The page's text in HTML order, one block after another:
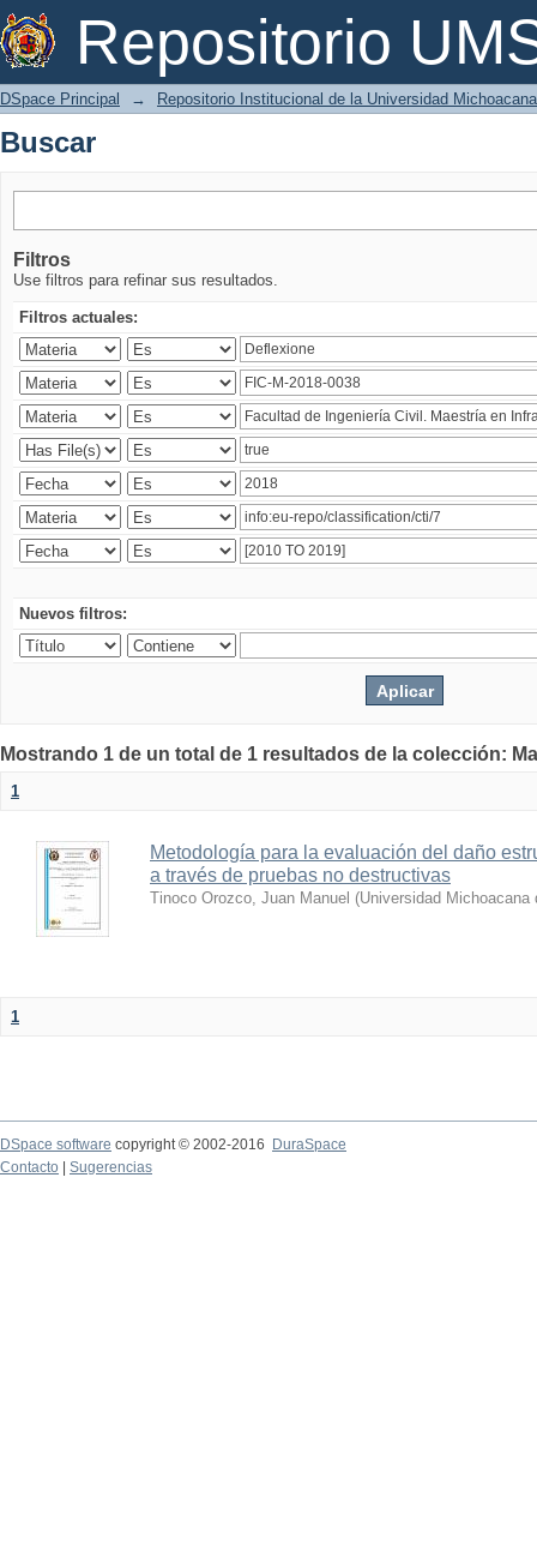
Repositorio
Buscar
DSpace Principal → Repositorio Institucional de la Universidad
Buscar
Filtros
Use filtros para refinar sus resultados.
Filtros actuales:
Nuevos filtros:
Mostrando 1 de un total de 1 resultados de la colección:
1
Metodología para la evaluación del daño
a través de pruebas no destructivas
Tinoco Orozco, Juan Manuel (Universidad
1
DSpace software copyright © 2002-2016
DuraSpace
Contacto
Sugerencias